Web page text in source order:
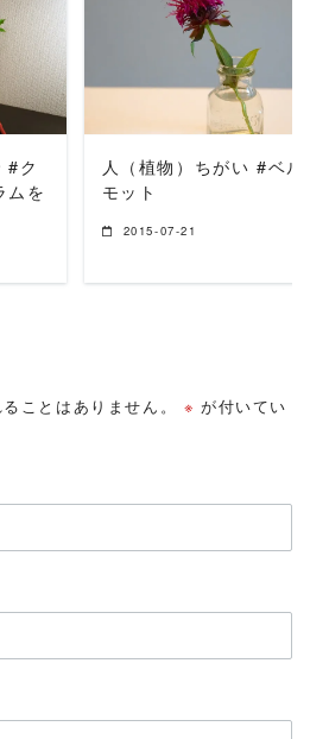
#ク
ムを
READ MORE
人（植物）ちがい #ベル
モット
2015-07-21
ことはありません。 ※ が付いてい